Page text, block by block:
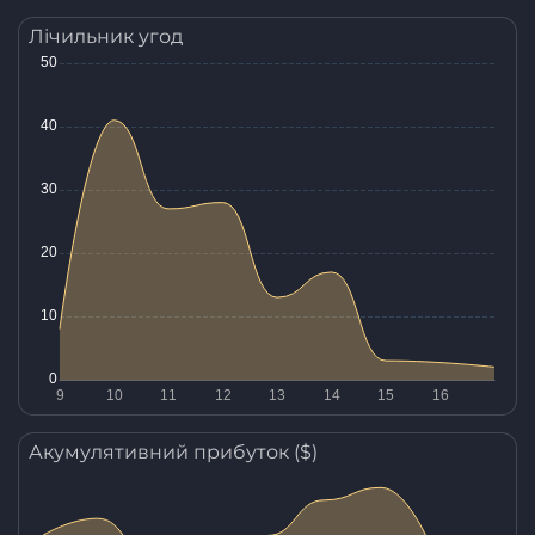
Лічильник угод
Акумулятивний прибуток ($)